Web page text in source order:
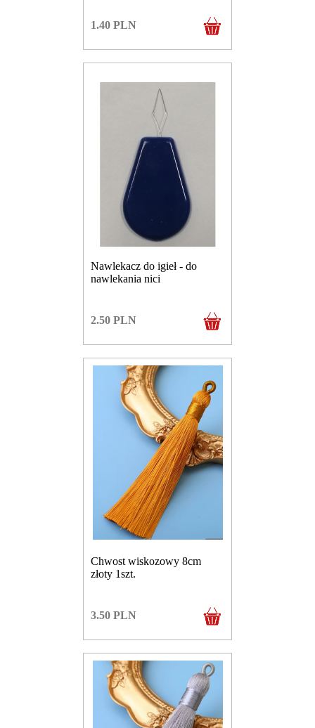
1.40 PLN
Nawlekacz do igieł - do
nawlekania nici
2.50 PLN
Chwost wiskozowy 8cm
złoty 1szt.
3.50 PLN